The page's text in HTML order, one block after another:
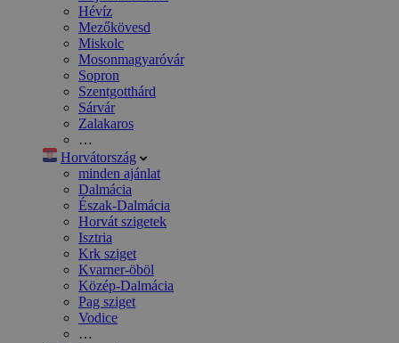
Hévíz
Mezőkövesd
Miskolc
Mosonmagyaróvár
Sopron
Szentgotthárd
Sárvár
Zalakaros
…
Horvátország
minden ajánlat
Dalmácia
Észak-Dalmácia
Horvát szigetek
Isztria
Krk sziget
Kvarner-öböl
Közép-Dalmácia
Pag sziget
Vodice
…